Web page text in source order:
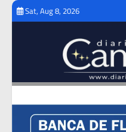
Skip
Sat, Aug 8, 2026